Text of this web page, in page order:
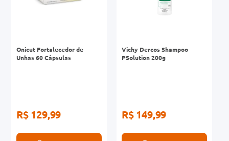
Onicut Fortalecedor de
Unhas 60 Cápsulas
R$ 129,99
Vichy Dercos Shampoo
PSolution 200g
R$ 149,99